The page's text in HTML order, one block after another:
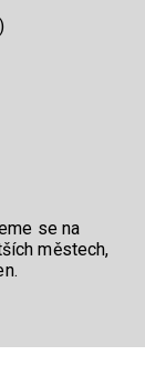
se na
městech,